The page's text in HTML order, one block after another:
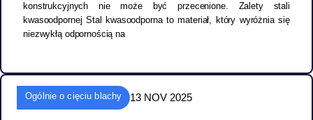
konstrukcyjnych nie może być przecenione. Zalety stali
kwasoodpornej Stal kwasoodporna to materiał, który wyróżnia się
niezwykłą odpornością na
Ogólnie o cięciu blachy 13 NOV 2025